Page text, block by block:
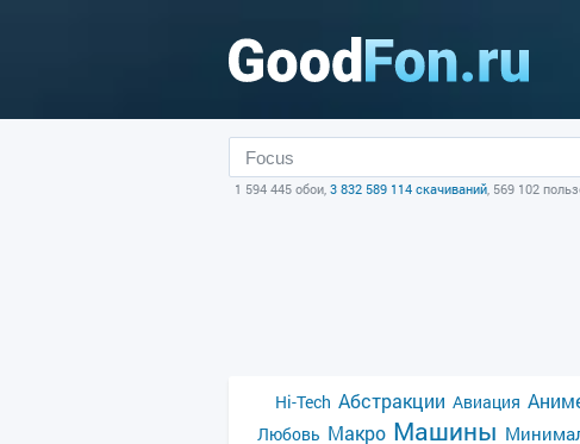
1 594 445 обои, 3 832 589 114 скачиваний, 569 102
Hi-Tech Абстракции Авиация
Любовь Макро Машины